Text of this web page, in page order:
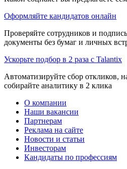
Оформляйте кандидатов онлайн
Проверяйте сотрудников и
документы без бумаг и личных
Ускорьте подбор в 2 раза с Talantix
Автоматизируйте сбор откликов,
собирайте аналитику в 2 клика
О компании
Наши вакансии
Партнерам
Реклама на сайте
Новости и статьи
Инвесторам
Кандидаты по профессиям